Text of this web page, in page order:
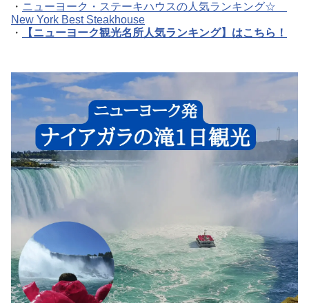
・ ニューヨーク・ステーキハウスの人気ランキング☆
New York Best Steakhouse
・
【ニューヨーク観光名所人気ランキング】はこちら！